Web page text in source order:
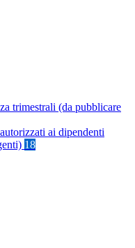
trimestrali (da pubblicare
ai dipendenti
18